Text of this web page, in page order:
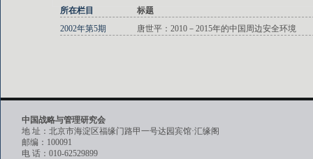
所在栏目
标题
2002年第5期
唐世平：2010－2015年的中国周边安全环境
中国战略与管理研究会
地 址：北京市海淀区福缘门路甲一号达园宾馆·汇缘阁
邮编：100091
电 话：010-62529899